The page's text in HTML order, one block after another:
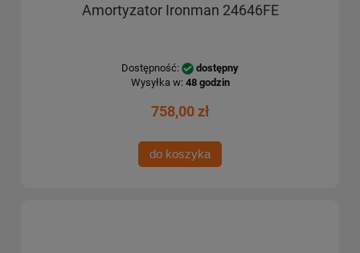
Amortyzator Ironman 24646FE
Dostępność:
dostępny
Wysyłka w: 48 godzin
758,00 zł
do koszyka